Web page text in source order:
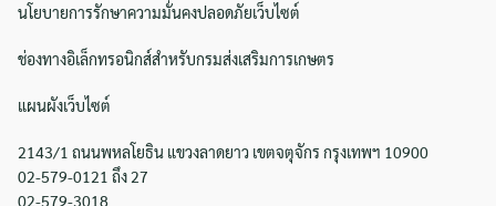
นโยบายการรักษาความมั่นคงปลอดภัยเว็บไซต์
ช่องทางอิเล็กทรอนิกส์สำหรับกรมส่งเสริมการเกษตร
แผนผังเว็บไซต์
2143/1 ถนนพหลโยธิน แขวงลาดยาว เขตจตุจักร กรุงเทพฯ 10900
02-579-0121 ถึง 27
02-579-3018